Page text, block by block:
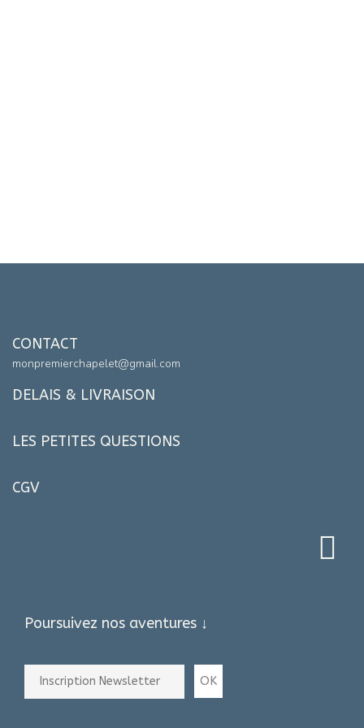
CONTACT
monpremierchapelet@gmail.com
DELAIS & LIVRAISON
LES PETITES QUESTIONS
CGV
Poursuivez nos aventures ↓